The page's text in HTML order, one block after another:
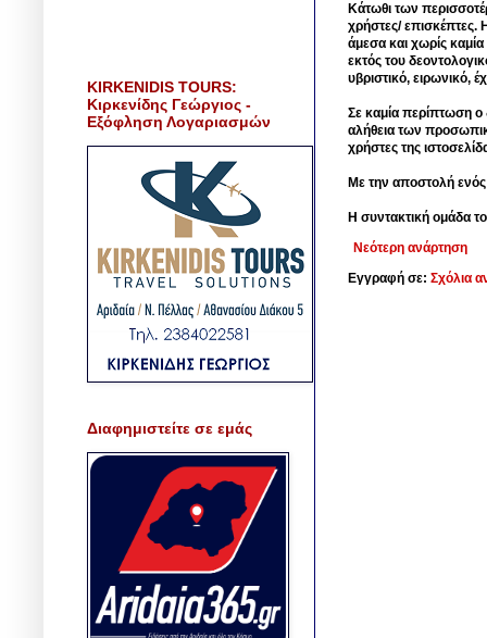
Κάτωθι των
χρήστες/ επισκέπτες.
άμεσα και χωρίς
εκτός του
υβριστικό, ειρωνικό,
Σε καμία περίπτωση ο
αλήθεια των
χρήστες της
Με την αποστολή
Η συντακτική ομάδα
Νεότερη ανάρτηση
Εγγραφή σε: Σχόλια
KIRKENIDIS TOURS:
Κιρκενίδης Γεώργιος -
Εξόφληση Λογαριασμών
Διαφημιστείτε σε εμάς